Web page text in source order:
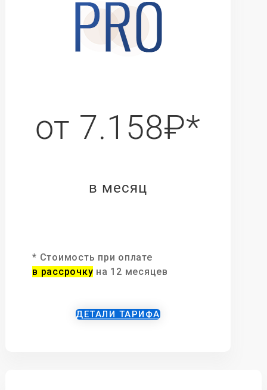
от 7.158₽*
в месяц
* Стоимость при оплате
в рассрочку на 12 месяцев
ДЕТАЛИ ТАРИФА